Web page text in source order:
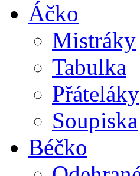
Áčko
Mistráky
Tabulka
Přáteláky
Soupiska
Béčko